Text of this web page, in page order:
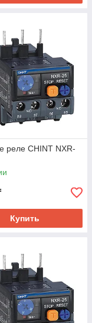
реле CHINT NXR-
Купить